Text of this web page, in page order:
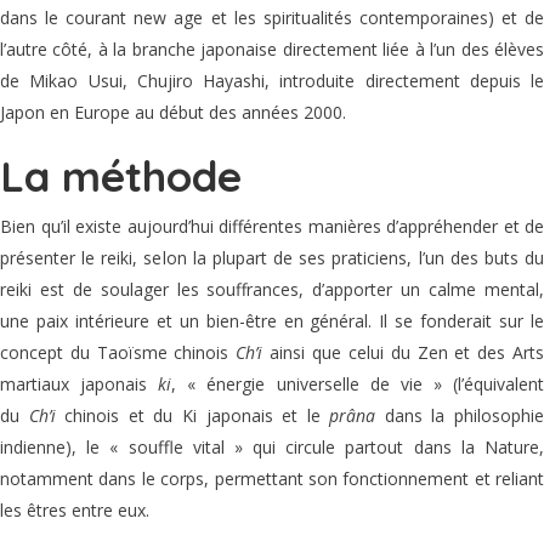
dans le courant new age et les spiritualités contemporaines) et de
l’autre côté, à la branche japonaise directement liée à l’un des élèves
de Mikao Usui, Chujiro Hayashi, introduite directement depuis le
Japon en Europe au début des années 2000.
La méthode
Bien qu’il existe aujourd’hui différentes manières d’appréhender et de
présenter le reiki, selon la plupart de ses praticiens, l’un des buts du
reiki est de soulager les souffrances, d’apporter un calme mental,
une paix intérieure et un bien-être en général. Il se fonderait sur le
concept du Taoïsme chinois Ch’i ainsi que celui du Zen et des Arts
martiaux japonaiski, « énergie universelle de vie » (l’équivalent
du Ch’ichinois et du Ki japonais et leprâna dans la philosophie
indienne), le « souffle vital » qui circule partout dans la Nature,
notamment dans le corps, permettant son fonctionnement et reliant
les êtres entre eux.